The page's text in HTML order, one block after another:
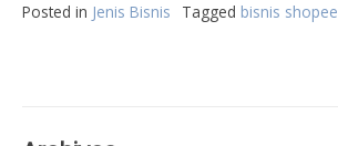
Posted in Jenis Bisnis Tagged bisnis shopee